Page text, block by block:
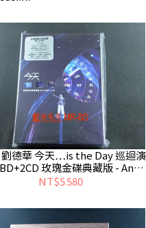
德華 今天…is the Day 巡迴演
玫瑰金碟典藏版 - Andy
Lau
NT$5 580